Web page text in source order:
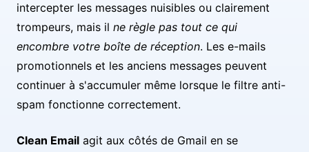
intercepter les messages nuisibles ou clairement
trompeurs, mais il ne règle pas tout ce qui
encombre votre boîte de réception. Les e-mails
promotionnels et les anciens messages peuvent
continuer à s'accumuler même lorsque le filtre anti-
spam fonctionne correctement.
Clean Email agit aux côtés de Gmail en se